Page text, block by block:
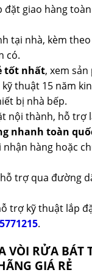
đặt giao hàng
tại nhà, kèm
có.
tốt nhất, xem
thuật 15 năm
bị nhà bếp.
nội thành, hỗ trợ
nhanh toàn
hàng hoặc
trợ qua đường
trợ kỹ thuật lắp
.
VÒI RỬA BÁT
GIÁ RẺ